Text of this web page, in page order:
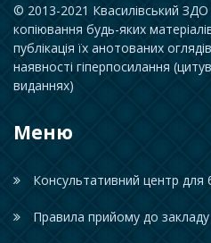
© 2013-2021 Квасилівський
копіювання будь-яких
публікація їх анотованих
наявності гіперпосилання
виданнях)
Меню
Консультативний центр для
Правила прийому до закладу